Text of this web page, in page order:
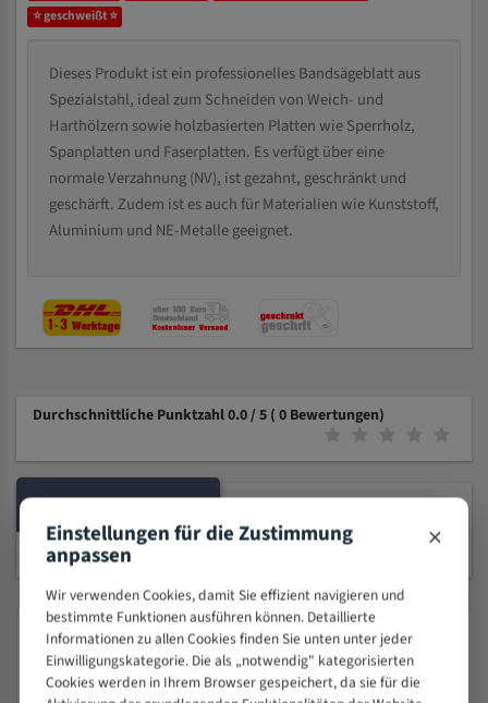
⭐ geschweißt ⭐
Dieses Produkt ist ein professionelles Bandsägeblatt aus
Spezialstahl, ideal zum Schneiden von Weich- und
Harthölzern sowie holzbasierten Platten wie Sperrholz,
Spanplatten und Faserplatten. Es verfügt über eine
normale Verzahnung (NV), ist gezahnt, geschränkt und
geschärft. Zudem ist es auch für Materialien wie Kunststoff,
Aluminium und NE-Metalle geeignet.
Durchschnittliche Punktzahl 0.0 / 5 ( 0 Bewertungen)
PRODUKTBESCHREIBUNG
Produktsicherheit & Herstellerangaben
Angaben gemäß EU-Produktsicherheitsverordnung (GPSR, Verordnung
(EU) 2023/988, Art. 19).
Einstellungen für die Zustimmung
anpassen ×
Wir verwenden Cookies, damit Sie effizient navigieren und
bestimmte Funktionen ausführen können. Detaillierte
Informationen zu allen Cookies finden Sie unten unter jeder
Einwilligungskategorie. Die als „notwendig" kategorisierten
Cookies werden in Ihrem Browser gespeichert, da sie für die